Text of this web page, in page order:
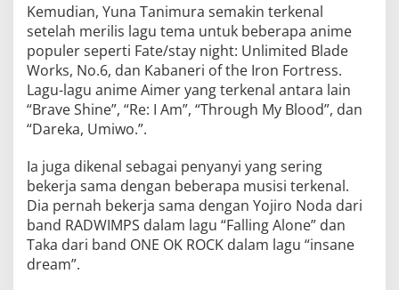
Kemudian, Yuna Tanimura semakin terkenal
setelah merilis lagu tema untuk beberapa anime
populer seperti Fate/stay night: Unlimited Blade
Works, No.6, dan Kabaneri of the Iron Fortress.
Lagu-lagu anime Aimer yang terkenal antara lain
“Brave Shine”, “Re: I Am”, “Through My Blood”, dan
“Dareka, Umiwo.”.
Ia juga dikenal sebagai penyanyi yang sering
bekerja sama dengan beberapa musisi terkenal.
Dia pernah bekerja sama dengan Yojiro Noda dari
band RADWIMPS dalam lagu “Falling Alone” dan
Taka dari band ONE OK ROCK dalam lagu “insane
dream”.